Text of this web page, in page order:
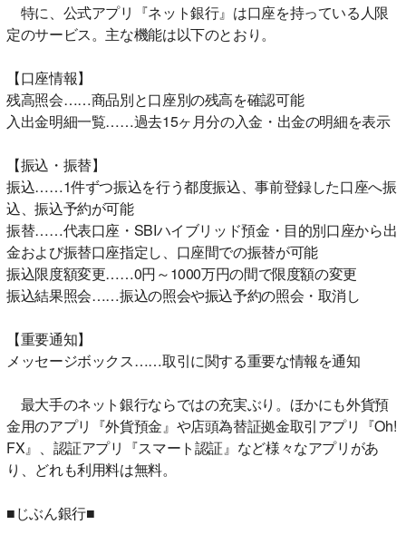
特に、公式アプリ『ネット銀行』は口座を持っている人限
定のサービス。主な機能は以下のとおり。
【口座情報】
残高照会……商品別と口座別の残高を確認可能
入出金明細一覧……過去15ヶ月分の入金・出金の明細を表示
【振込・振替】
振込……1件ずつ振込を行う都度振込、事前登録した口座へ振
込、振込予約が可能
振替……代表口座・SBIハイブリッド預金・目的別口座から出
金および振替口座指定し、口座間での振替が可能
振込限度額変更……0円～1000万円の間で限度額の変更
振込結果照会……振込の照会や振込予約の照会・取消し
【重要通知】
メッセージボックス……取引に関する重要な情報を通知
最大手のネット銀行ならではの充実ぶり。ほかにも外貨預
金用のアプリ『外貨預金』や店頭為替証拠金取引アプリ『Oh!
FX』、認証アプリ『スマート認証』など様々なアプリがあ
り、どれも利用料は無料。
■じぶん銀行■